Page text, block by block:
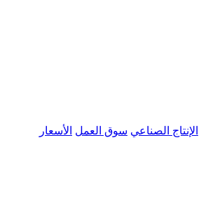
الإنتاج الصناعي سوق العمل الأسعار